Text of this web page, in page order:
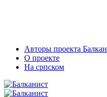
Авторы проекта
О проекте
На српском